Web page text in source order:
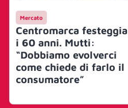
Mercato
Centromarca festeggia
i 60 anni. Mutti:
“Dobbiamo evolverci
come chiede di farlo il
consumatore”